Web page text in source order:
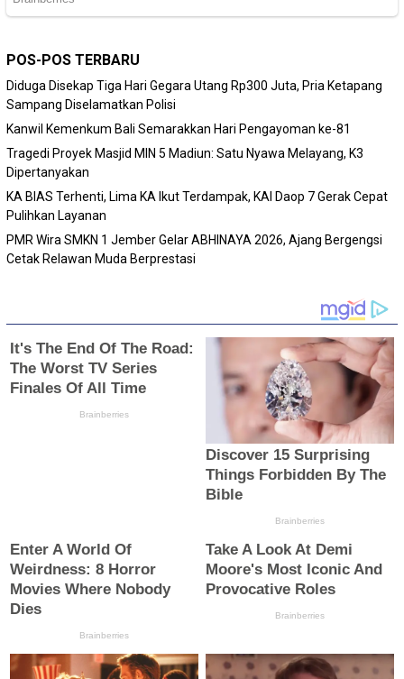
POS-POS TERBARU
Diduga Disekap Tiga Hari Gegara Utang Rp300 Juta, Pria Ketapang
Sampang Diselamatkan Polisi
Kanwil Kemenkum Bali Semarakkan Hari Pengayoman ke-81
Tragedi Proyek Masjid MIN 5 Madiun: Satu Nyawa Melayang, K3
Dipertanyakan
KA BIAS Terhenti, Lima KA Ikut Terdampak, KAI Daop 7 Gerak Cepat
Pulihkan Layanan
PMR Wira SMKN 1 Jember Gelar ABHINAYA 2026, Ajang Bergengsi
Cetak Relawan Muda Berprestasi